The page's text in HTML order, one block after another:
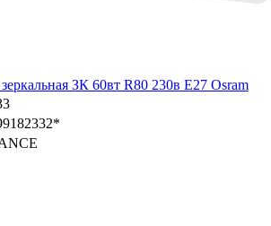
ЗК 60вт R80 230в E27 Osram